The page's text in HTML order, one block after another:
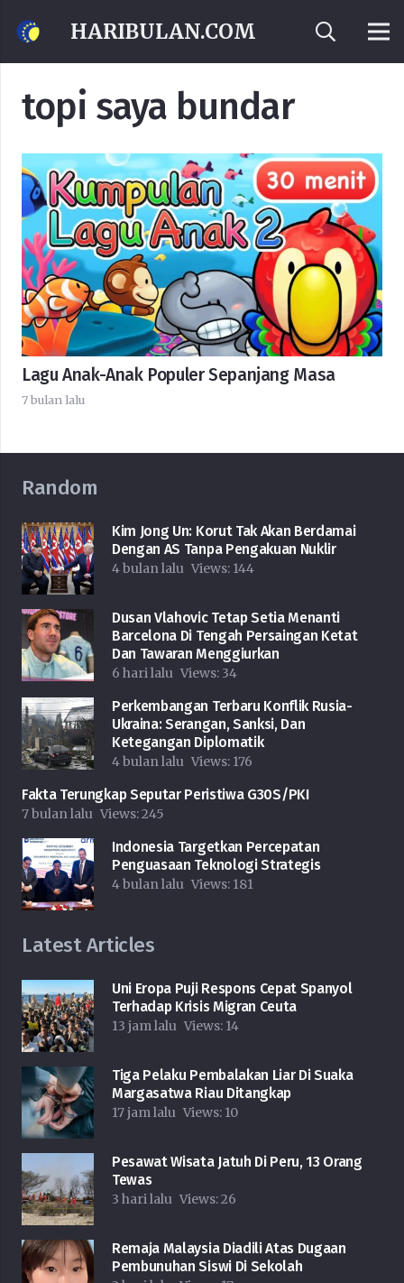
HARIBULAN.COM
topi saya bundar
Lagu Anak-Anak Populer Sepanjang Masa
7 bulan lalu
Random
Kim Jong Un: Korut Tak Akan Berdamai
Dengan AS Tanpa Pengakuan Nuklir
4 bulan lalu Views: 144
Dusan Vlahovic Tetap Setia Menanti
Barcelona Di Tengah Persaingan Ketat
Dan Tawaran Menggiurkan
6 hari lalu Views: 34
Perkembangan Terbaru Konflik Rusia-
Ukraina: Serangan, Sanksi, Dan
Ketegangan Diplomatik
4 bulan lalu Views: 176
Fakta Terungkap Seputar Peristiwa G30S/PKI
7 bulan lalu Views:245
Indonesia Targetkan Percepatan
Penguasaan Teknologi Strategis
4 bulan lalu Views: 181
Latest Articles
Uni Eropa Puji Respons Cepat Spanyol
Terhadap Krisis Migran Ceuta
13 jam lalu Views: 14
Tiga Pelaku Pembalakan Liar Di Suaka
Margasatwa Riau Ditangkap
17 jam lalu Views: 10
Pesawat Wisata Jatuh Di Peru, 13 Orang
Tewas
3 hari lalu Views:26
Remaja Malaysia Diadili Atas Dugaan
Pembunuhan Siswi Di Sekolah